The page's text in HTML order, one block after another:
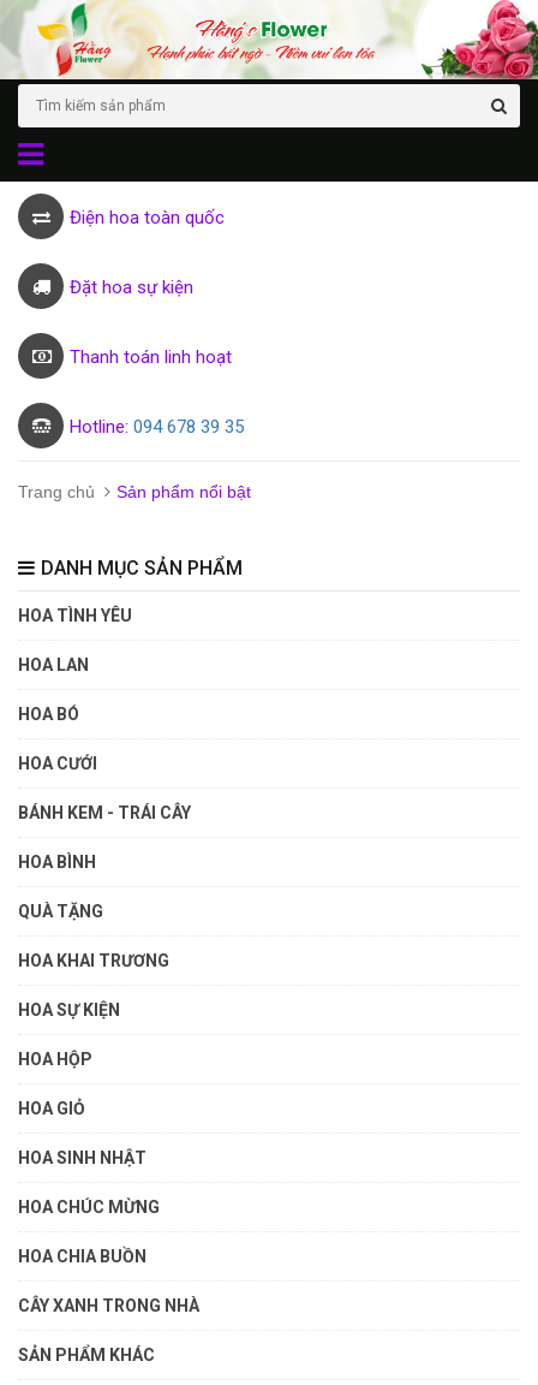
Điện hoa toàn quốc
Đặt hoa sự kiện
Thanh toán linh hoạt
Hotline: 094 678 39 35
Trang chủ Sản phẩm nổi bật
DANH MỤC SẢN PHẨM
HOA TÌNH YÊU
HOA LAN
HOA BÓ
HOA CƯỚI
BÁNH KEM - TRÁI CÂY
HOA BÌNH
QUÀ TẶNG
HOA KHAI TRƯƠNG
HOA SỰ KIỆN
HOA HỘP
HOA GIỎ
HOA SINH NHẬT
HOA CHÚC MỪNG
HOA CHIA BUỒN
CÂY XANH TRONG NHÀ
SẢN PHẨM KHÁC